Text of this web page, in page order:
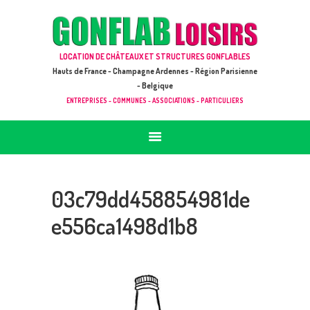
LOCATION DE CHÂTEAUX ET STRUCTURES GONFLABLES
Hauts de France - Champagne Ardennes - Région Parisienne
- Belgique
ENTREPRISES - COMMUNES - ASSOCIATIONS - PARTICULIERS
GONFLAB LOISIRS
ACCUEIL
JEUX À LOUER & PRESTATIONS
CATALOGUE / TARIF
DEMANDE DE DEVIS (SOUS 24H)
03c79dd458854981de
e556ca1498d1b8